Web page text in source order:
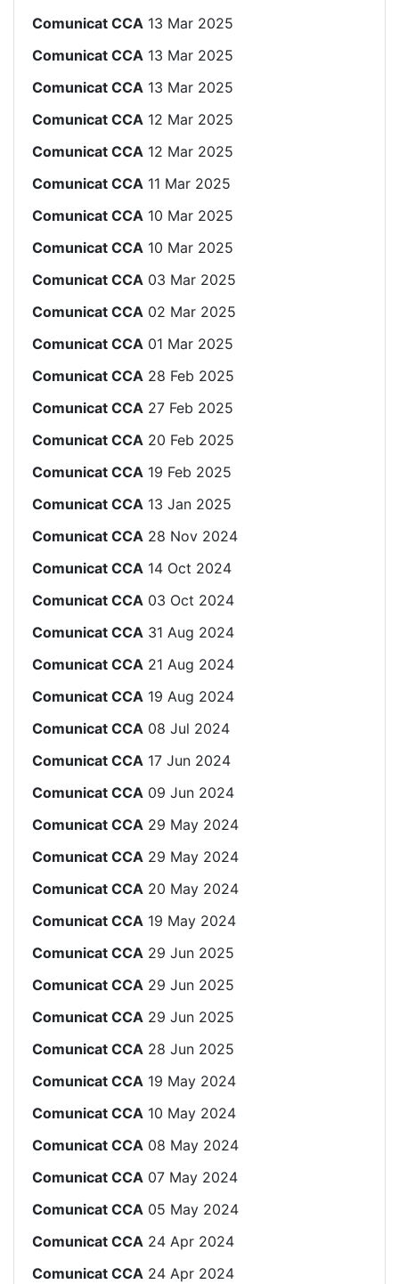
Comunicat CCA 13 Mar 2025
Comunicat CCA 13 Mar 2025
Comunicat CCA 13 Mar 2025
Comunicat CCA 12 Mar 2025
Comunicat CCA 12 Mar 2025
Comunicat CCA 11 Mar 2025
Comunicat CCA 10 Mar 2025
Comunicat CCA 10 Mar 2025
Comunicat CCA 03 Mar 2025
Comunicat CCA 02 Mar 2025
Comunicat CCA 01 Mar 2025
Comunicat CCA 28 Feb 2025
Comunicat CCA 27 Feb 2025
Comunicat CCA 20 Feb 2025
Comunicat CCA 19 Feb 2025
Comunicat CCA 13 Jan 2025
Comunicat CCA 28 Nov 2024
Comunicat CCA 14 Oct 2024
Comunicat CCA 03 Oct 2024
Comunicat CCA 31 Aug 2024
Comunicat CCA 21 Aug 2024
Comunicat CCA 19 Aug 2024
Comunicat CCA 08 Jul 2024
Comunicat CCA 17 Jun 2024
Comunicat CCA 09 Jun 2024
Comunicat CCA 29 May 2024
Comunicat CCA 29 May 2024
Comunicat CCA 20 May 2024
Comunicat CCA 19 May 2024
Comunicat CCA 29 Jun 2025
Comunicat CCA 29 Jun 2025
Comunicat CCA 29 Jun 2025
Comunicat CCA 28 Jun 2025
Comunicat CCA 19 May 2024
Comunicat CCA 10 May 2024
Comunicat CCA 08 May 2024
Comunicat CCA 07 May 2024
Comunicat CCA 05 May 2024
Comunicat CCA 24 Apr 2024
Comunicat CCA 24 Apr 2024